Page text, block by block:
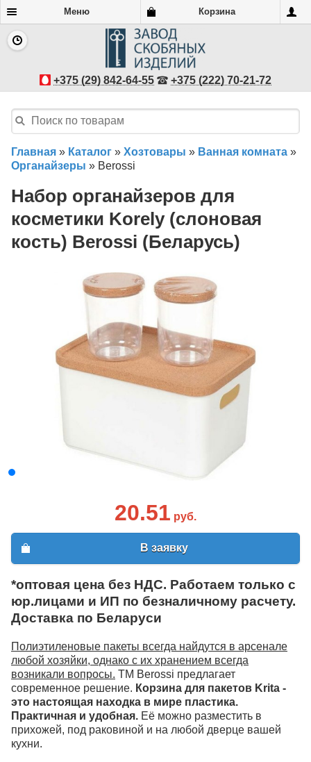
Меню Корзина
+375 (29) 842-64-55 +375 (222) 70-21-72
Главная » Каталог » Хозтовары » Ванная комната »
Органайзеры » Berossi
Набор органайзеров для
косметики Korely (слоновая
кость) Berossi (Беларусь)
20.51 руб.
В заявку
*оптовая цена без НДС. Работаем только с
юр.лицами и ИП по безналичному расчету.
Доставка по Беларуси
Полиэтиленовые пакеты всегда найдутся в арсенале
любой хозяйки, однако с их хранением всегда
возникали вопросы. ТМ Berossi предлагает
современное решение. Корзина для пакетов Krita -
это настоящая находка в мире пластика.
Практичная и удобная. Её можно разместить в
прихожей, под раковиной и на любой дверце вашей
кухни.